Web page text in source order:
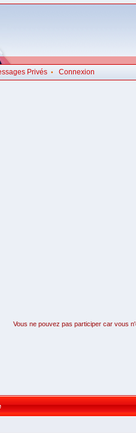
Privés• Connexion
Vous ne pouvez pas participer car vous